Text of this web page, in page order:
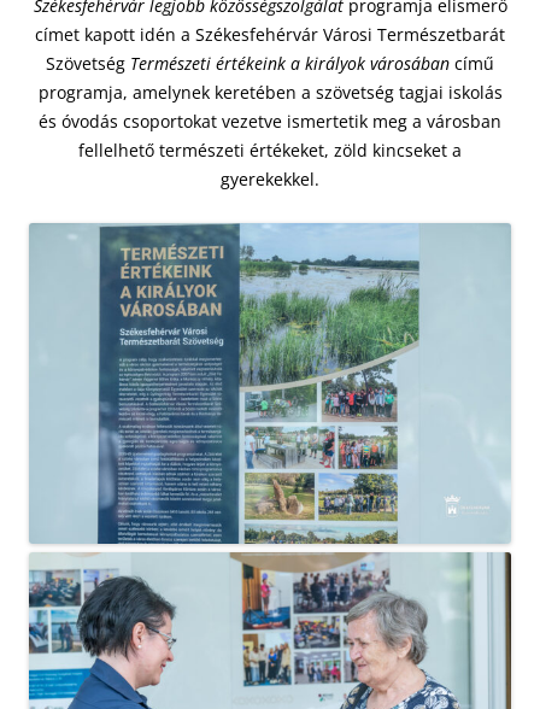
Székesfehérvár legjobb közösségszolgálatprogramja elismerő
címet kapott idén a Székesfehérvár Városi Természetbarát
Szövetség Természeti értékeink a királyok városában című
programja, amelynek keretében a szövetség tagjai iskolás
és óvodás csoportokat vezetve ismertetik meg a városban
fellelhető természeti értékeket, zöld kincseket a
gyerekekkel.